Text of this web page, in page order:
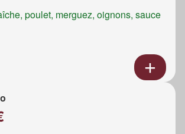
poulet, merguez, oignons, sauce